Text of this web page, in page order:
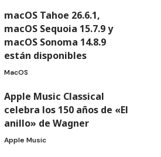
macOS Tahoe 26.6.1,
macOS Sequoia 15.7.9 y
macOS Sonoma 14.8.9
están disponibles
MacOS
Apple Music Classical
celebra los 150 años de «El
anillo» de Wagner
Apple Music